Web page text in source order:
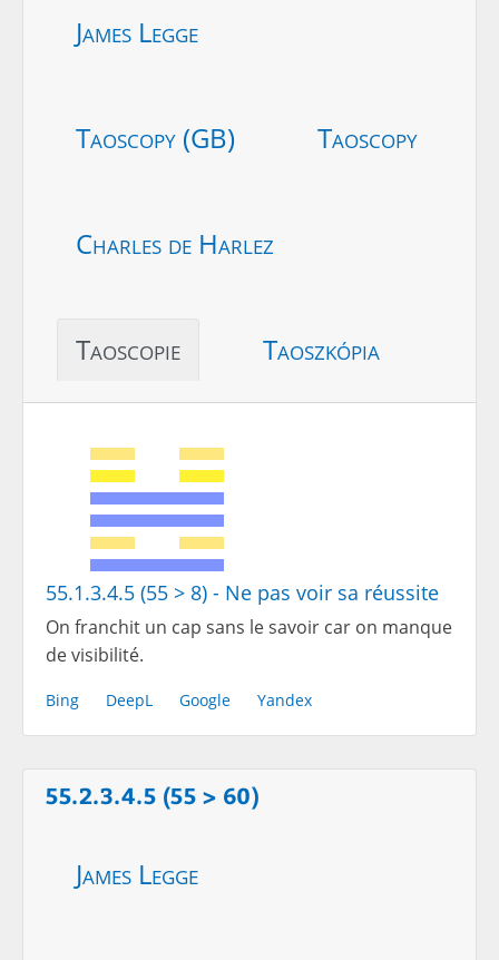
James Legge
Taoscopy (GB) Taoscopy
Charles de Harlez
Taoscopie Taoszkópia
55.1.3.4.5 (55 > 8) - Ne pas voir sa réussite
On franchit un cap sans le savoir car on manque
de visibilité.
Bing DeepL Google Yandex
55.2.3.4.5 (55 > 60)
James Legge